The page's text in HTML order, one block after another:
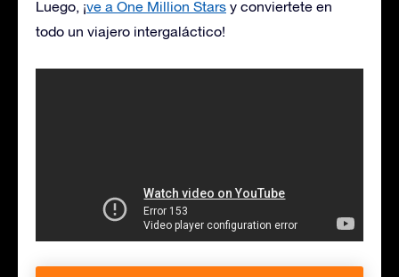
Luego, ¡ve a One Million Stars y conviertete en
todo un viajero intergaláctico!